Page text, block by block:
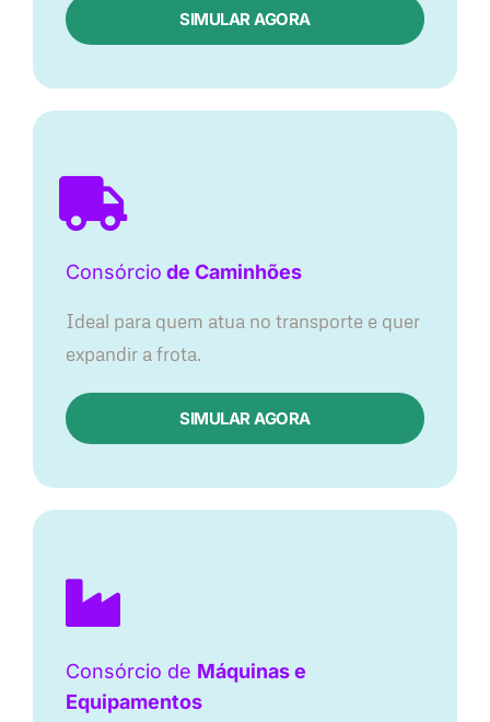
SIMULAR AGORA
Consórcio de Caminhões
Ideal para quem atua no transporte e quer
expandir a frota.
SIMULAR AGORA
Consórcio de Máquinas e
Equipamentos